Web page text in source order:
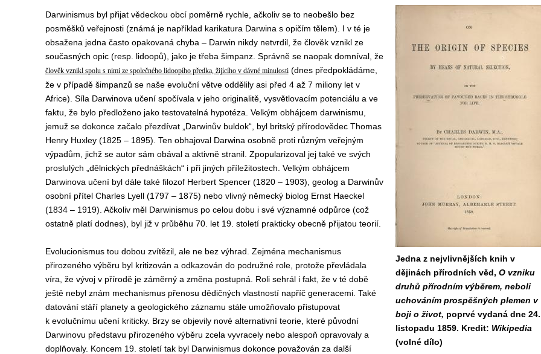
Jedna z nejvlivnějších knih v
dějinách přírodních věd, O vzniku
druhů přírodním výběrem, neboli
uchováním prospěšných plemen v
boji o život, poprvé vydaná dne 24.
listopadu 1859. Kredit: Wikipedia
(volné dílo)
Darwinismus byl přijat vědeckou obcí poměrně rychle, ačkoliv se to neobešlo bez
posměšků veřejnosti (známá je například karikatura Darwina s opičím tělem). I v té je
obsažena jedna často opakovaná chyba – Darwin nikdy netvrdil, že člověk vznikl ze
současných opic (resp. lidoopů), jako je třeba šimpanz. Správně se naopak domníval, že
člověk vznikl spolu s nimi ze společného lidoopího předka, žijícího v dávné minulosti(dnes předpokládáme,
že v případě šimpanzů se naše evoluční větve oddělily asi před 4 až 7 miliony let v
Africe). Síla Darwinova učení spočívala v jeho originalitě, vysvětlovacím potenciálu a ve
faktu, že bylo předloženo jako testovatelná hypotéza. Velkým obhájcem darwinismu,
jemuž se dokonce začalo přezdívat „Darwinův buldok“, byl britský přírodovědec Thomas
Henry Huxley (1825 – 1895). Ten obhajoval Darwina osobně proti různým veřejným
výpadům, jichž se autor sám obával a aktivně stranil. Zpopularizoval jej také ve svých
proslulých „dělnických přednáškách“ i při jiných příležitostech. Velkým obhájcem
Darwinova učení byl dále také filozof Herbert Spencer (1820 – 1903), geolog a Darwinův
osobní přítel Charles Lyell (1797 – 1875) nebo vlivný německý biolog Ernst Haeckel
(1834 – 1919). Ačkoliv měl Darwinismus po celou dobu i své významné odpůrce (což
ostatně platí dodnes), byl již v průběhu 70. let 19. století prakticky obecně přijatou teorií.
Evolucionismus tou dobou zvítězil, ale ne bez výhrad. Zejména mechanismus
přirozeného výběru byl kritizován a odkazován do podružné role, protože převládala
víra, že vývoj v přírodě je záměrný a změna postupná. Roli sehrál i fakt, že v té době
ještě nebyl znám mechanismus přenosu dědičných vlastností napříč generacemi. Také
datování stáří planety a geologického záznamu stále umožňovalo přistupovat
k evolučnímu učení kriticky. Brzy se objevily nové alternativní teorie, které původní
Darwinovu představu přirozeného výběru zcela vyvracely nebo alespoň opravovaly a
doplňovaly. Koncem 19. století tak byl Darwinismus dokonce považován za další